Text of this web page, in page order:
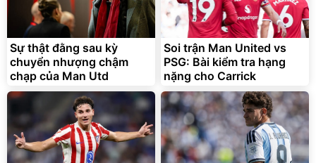
Sự thật đằng sau kỳ
chuyển nhượng chậm
chạp của Man Utd
Soi trận Man United vs
PSG: Bài kiểm tra hạng
nặng cho Carrick